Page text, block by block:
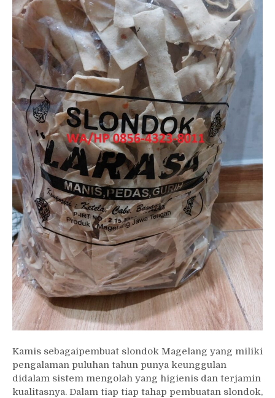
Kamis sebagaipembuat slondok Magelang yang miliki
pengalaman puluhan tahun punya keunggulan
didalam sistem mengolah yang higienis dan terjamin
kualitasnya. Dalam tiap tiap tahap pembuatan slondok,